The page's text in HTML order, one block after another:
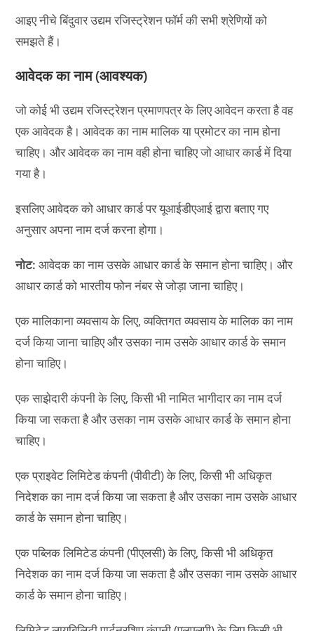
आइए नीचे बिंदुवार उद्यम रजिस्ट्रेशन फॉर्म की सभी श्रेणियों को
समझते हैं।
आवेदक का नाम (आवश्यक)
जो कोई भी उद्यम रजिस्ट्रेशन प्रमाणपत्र के लिए आवेदन करता है वह
एक आवेदक है। आवेदक का नाम मालिक या प्रमोटर का नाम होना
चाहिए। और आवेदक का नाम वही होना चाहिए जो आधार कार्ड में दिया
गया है।
इसलिए आवेदक को आधार कार्ड पर यूआईडीएआई द्वारा बताए गए
अनुसार अपना नाम दर्ज करना होगा।
नोट:आवेदक का नाम उसके आधार कार्ड के समान होना चाहिए। और
आधार कार्ड को भारतीय फोन नंबर से जोड़ा जाना चाहिए।
एक मालिकाना व्यवसाय के लिए, व्यक्तिगत व्यवसाय के मालिक का नाम
दर्ज किया जाना चाहिए और उसका नाम उसके आधार कार्ड के समान
होना चाहिए।
एक साझेदारी कंपनी के लिए, किसी भी नामित भागीदार का नाम दर्ज
किया जा सकता है और उसका नाम उसके आधार कार्ड के समान होना
चाहिए।
एक प्राइवेट लिमिटेड कंपनी (पीवीटी) के लिए, किसी भी अधिकृत
निदेशक का नाम दर्ज किया जा सकता है और उसका नाम उसके आधार
कार्ड के समान होना चाहिए।
एक पब्लिक लिमिटेड कंपनी (पीएलसी) के लिए, किसी भी अधिकृत
निदेशक का नाम दर्ज किया जा सकता है और उसका नाम उसके आधार
कार्ड के समान होना चाहिए।